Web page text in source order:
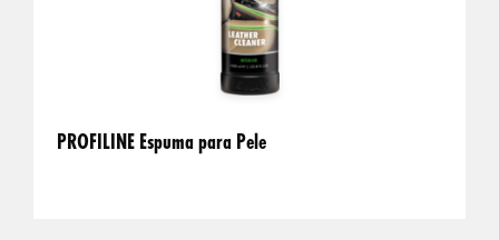
PROFILINE Espuma para Pele